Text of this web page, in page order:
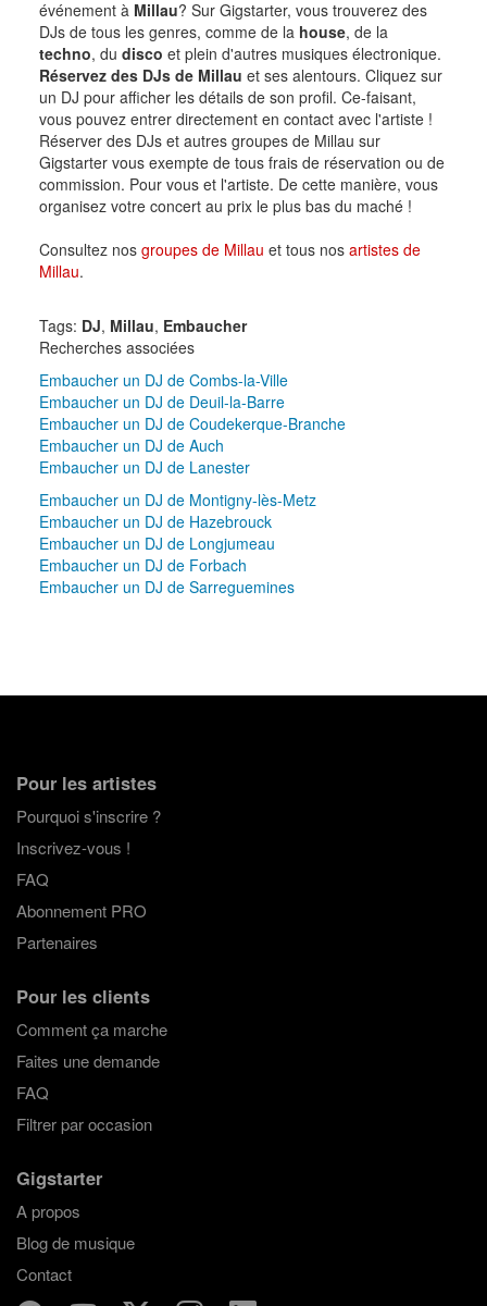
événement à Millau? Sur Gigstarter, vous trouverez des
DJs de tous les genres, comme de la house, de la
techno, du disco et plein d'autres musiques électronique.
Réservez des DJs de Millau et ses alentours. Cliquez sur
un DJ pour afficher les détails de son profil. Ce-faisant,
vous pouvez entrer directement en contact avec l'artiste !
Réserver des DJs et autres groupes de Millau sur
Gigstarter vous exempte de tous frais de réservation ou de
commission. Pour vous et l'artiste. De cette manière, vous
organisez votre concert au prix le plus bas du maché !
Consultez nos groupes de Millau et tous nos artistes de
Millau.
Tags: DJ, Millau, Embaucher
Recherches associées
Embaucher un DJ de Combs-la-Ville
Embaucher un DJ de Deuil-la-Barre
Embaucher un DJ de Coudekerque-Branche
Embaucher un DJ de Auch
Embaucher un DJ de Lanester
Embaucher un DJ de Montigny-lès-Metz
Embaucher un DJ de Hazebrouck
Embaucher un DJ de Longjumeau
Embaucher un DJ de Forbach
Embaucher un DJ de Sarreguemines
Pour les artistes
Pourquoi s'inscrire ?
Inscrivez-vous !
FAQ
Abonnement PRO
Partenaires
Pour les clients
Comment ça marche
Faites une demande
FAQ
Filtrer par occasion
Gigstarter
A propos
Blog de musique
Contact